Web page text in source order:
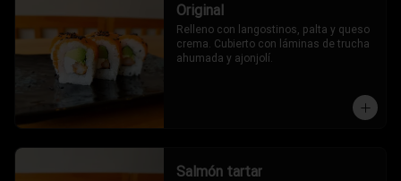
Original
Relleno con langostinos, palta y queso
crema. Cubierto con láminas de trucha
ahumada y ajonjolí.
Salmón tartar